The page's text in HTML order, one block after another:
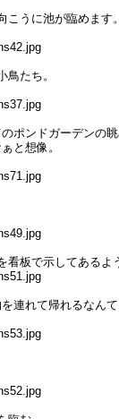
うに池が臨めます。
たち。
ポンドガーデンの眺
と想像。
板で示してあるよ
連れて帰れるなんて